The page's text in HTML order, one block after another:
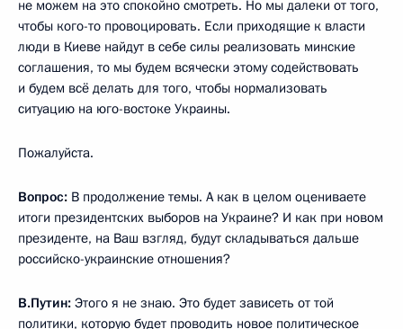
не можем на это спокойно смотреть. Но мы далеки от того,
чтобы кого-то провоцировать. Если приходящие к власти
люди в Киеве найдут в себе силы реализовать минские
соглашения, то мы будем всячески этому содействовать
и будем всё делать для того, чтобы нормализовать
ситуацию на юго-востоке Украины.
Пожалуйста.
Вопрос: В продолжение темы. А как в целом оцениваете
итоги президентских выборов на Украине? И как при новом
президенте, на Ваш взгляд, будут складываться дальше
российско-украинские отношения?
В.Путин: Этого я не знаю. Это будет зависеть от той
политики, которую будет проводить новое политическое